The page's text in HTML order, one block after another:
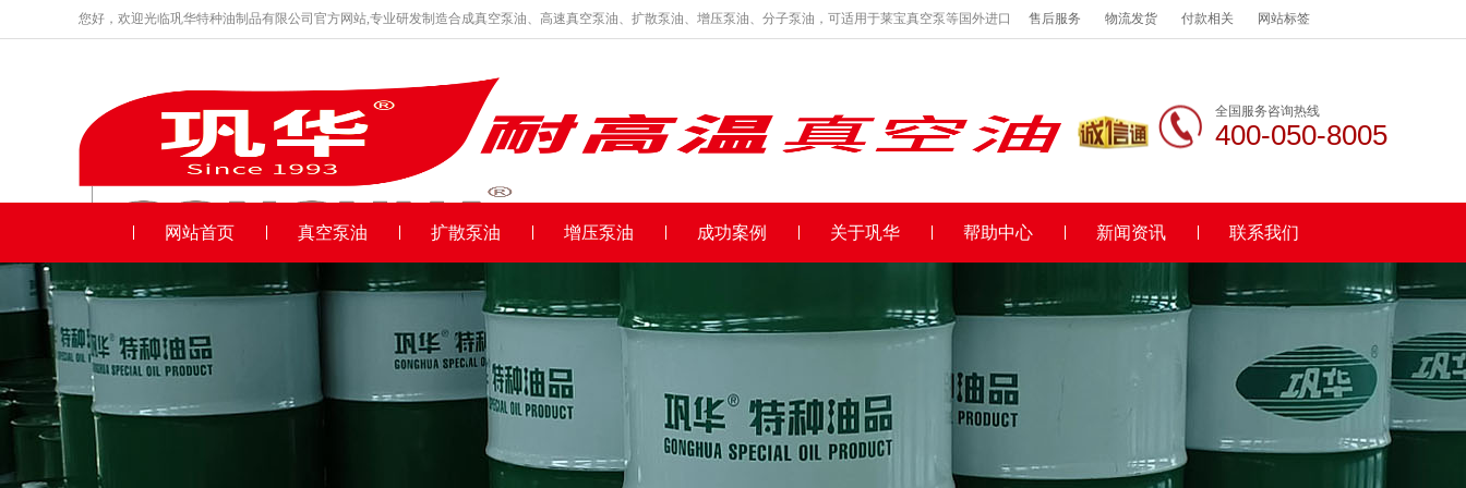
您好，欢迎光临巩华特种油制品有限公司官方网站,专业研发制造合成真空泵油、高速真空泵油、扩散泵油、增压泵油、分子泵油，可适用于莱宝真空泵等国外进口 售后服务 物流发货 付款相关 网站标签
全国服务咨询热线
400-050-8005
网站首页 真空泵油 扩散泵油 增压泵油 成功案例 关于巩华 帮助中心 新闻资讯 联系我们